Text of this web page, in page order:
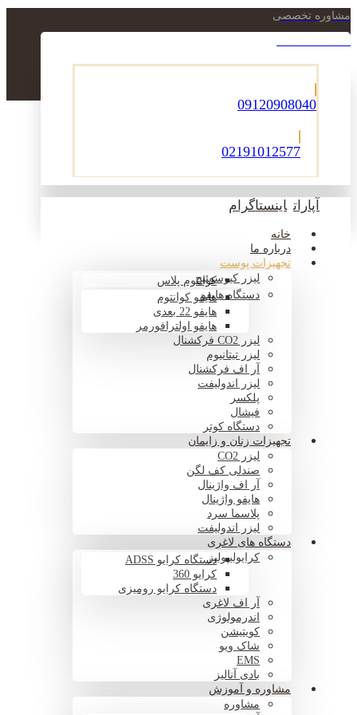
مشاوره تخصصی
09120908040
02191012577
آپارات اینستاگرام
خانه
درباره ما
تجهیزات پوست
لیزر کیوسوئیچکوانتوم پلاس
دستگاه هایفوهایفو کوانتوم
هایفو 22 بعدی
هایفو اولترافورمر
لیزر CO2 فرکشنال
لیزر تیتانیوم
آر اف فرکشنال
لیزر اندولیفت
پلکسر
فیشال
دستگاه کوتر
تجهیزات زنان و زایمان
لیزر CO2
صندلی کف لگن
آر اف واژینال
هایفو واژینال
پلاسما سرد
لیزر اندولیفت
دستگاه های لاغری
کرایولیپولیزدستگاه کرایو ADSS
کرایو 360
دستگاه کرایو رومیزی
آر اف لاغری
اندرمولوژی
کویتیشن
شاک ویو
EMS
بادی آنالیز
مشاوره و آموزش
مشاوره